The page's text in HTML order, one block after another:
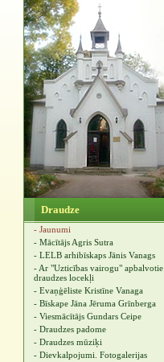
Draudze
- Jaunumi
- Mācītājs Agris Sutra
- LELB arhibīskaps Jānis Vanags
- Ar "Uzticības vairogu" apbalvotie
draudzes locekļi
- Evaņģēliste Kristīne Vanaga
- Bīskape Jāna Jēruma Grīnberga
- Viesmācītājs Gundars Ceipe
- Draudzes padome
- Draudzes mūziķi
- Dievkalpojumi. Fotogalerijas